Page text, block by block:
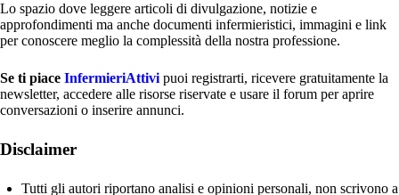
Lo spazio dove leggere articoli di divulgazione, notizie e
approfondimenti ma anche documenti infermieristici, immagini e link
per conoscere meglio la complessità della nostra professione.
Se ti piace InfermieriAttivi puoi registrarti, ricevere gratuitamente la
newsletter, accedere alle risorse riservate e usare il forum per aprire
conversazioni o inserire annunci.
Disclaimer
Tutti gli autori riportano analisi e opinioni personali, non scrivono a